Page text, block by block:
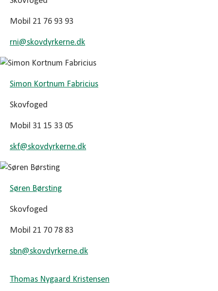
Mobil 21 76 93 93
rni@skovdyrkerne.dk
Simon Kortnum Fabricius
Skovfoged
Mobil 31 15 33 05
skf@skovdyrkerne.dk
Søren Børsting
Skovfoged
Mobil 21 70 78 83
sbn@skovdyrkerne.dk
Thomas Nygaard Kristensen